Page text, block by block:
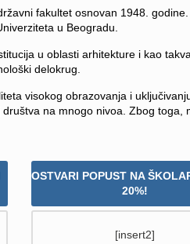
fakultet osnovan 1948.
u Beogradu.
u oblasti arhitekture i kao
delokrug.
visokog obrazovanja i
na mnogo nivoa. Zbog toga,
OSTVARI POPUST NA
20%!
[insert2]